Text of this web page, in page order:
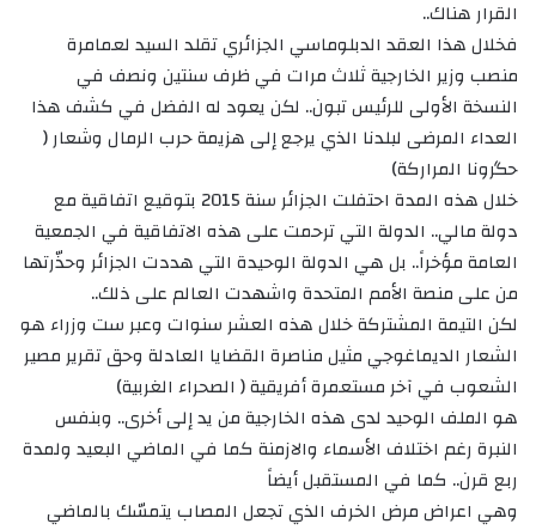
القرار هناك..
فخلال هذا العقد الدبلوماسي الجزائري تقلد السيد لعمامرة
منصب وزير الخارجية ثلاث مرات في ظرف سنتين ونصف في
النسخة الأولى للرئيس تبون.. لكن يعود له الفضل في كشف هذا
العداء المرضى لبلدنا الذي يرجع إلى هزيمة حرب الرمال وشعار (
حگرونا المراركة)
خلال هذه المدة احتفلت الجزائر سنة 2015 بتوقيع اتفاقية مع
دولة مالي.. الدولة التي ترحمت على هذه الاتفاقية في الجمعية
العامة مؤخراً.. بل هي الدولة الوحيدة التي هددت الجزائر وحذّرتها
من على منصة الأمم المتحدة واشهدت العالم على ذلك..
لكن التيمة المشتركة خلال هذه العشر سنوات وعبر ست وزراء هو
الشعار الديماغوجي مثيل مناصرة القضايا العادلة وحق تقرير مصير
الشعوب في آخر مستعمرة أفريقية ( الصحراء الغربية)
هو الملف الوحيد لدى هذه الخارجية من يد إلى أخرى.. وبنفس
النبرة رغم اختلاف الأسماء والازمنة كما في الماضي البعيد ولمدة
ربع قرن.. كما في المستقبل أيضاً
وهي اعراض مرض الخرف الذي تجعل المصاب يتمسّك بالماضي